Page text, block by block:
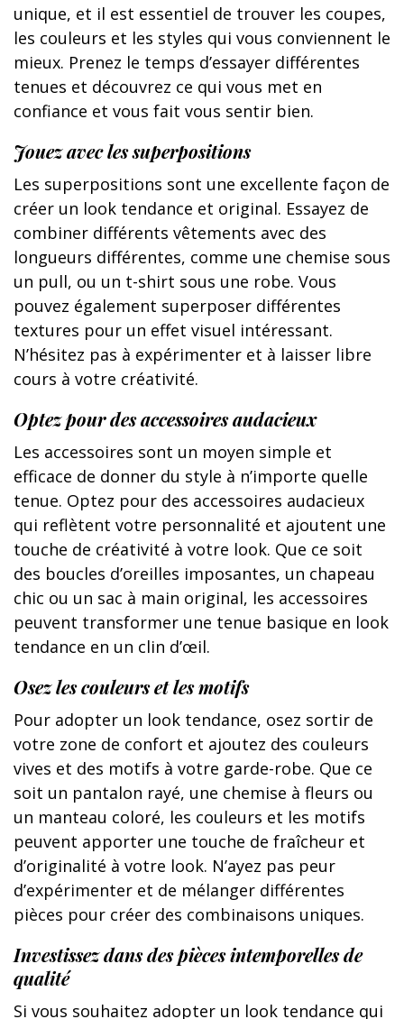
unique, et il est essentiel de trouver les coupes,
les couleurs et les styles qui vous conviennent le
mieux. Prenez le temps d’essayer différentes
tenues et découvrez ce qui vous met en
confiance et vous fait vous sentir bien.
Jouez avec les superpositions
Les superpositions sont une excellente façon de
créer un look tendance et original. Essayez de
combiner différents vêtements avec des
longueurs différentes, comme une chemise sous
un pull, ou un t-shirt sous une robe. Vous
pouvez également superposer différentes
textures pour un effet visuel intéressant.
N’hésitez pas à expérimenter et à laisser libre
cours à votre créativité.
Optez pour des accessoires audacieux
Les accessoires sont un moyen simple et
efficace de donner du style à n’importe quelle
tenue. Optez pour des accessoires audacieux
qui reflètent votre personnalité et ajoutent une
touche de créativité à votre look. Que ce soit
des boucles d’oreilles imposantes, un chapeau
chic ou un sac à main original, les accessoires
peuvent transformer une tenue basique en look
tendance en un clin d’œil.
Osez les couleurs et les motifs
Pour adopter un look tendance, osez sortir de
votre zone de confort et ajoutez des couleurs
vives et des motifs à votre garde-robe. Que ce
soit un pantalon rayé, une chemise à fleurs ou
un manteau coloré, les couleurs et les motifs
peuvent apporter une touche de fraîcheur et
d’originalité à votre look. N’ayez pas peur
d’expérimenter et de mélanger différentes
pièces pour créer des combinaisons uniques.
Investissez dans des pièces intemporelles de
qualité
Si vous souhaitez adopter un look tendance qui